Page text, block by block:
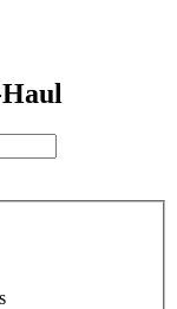
Haul